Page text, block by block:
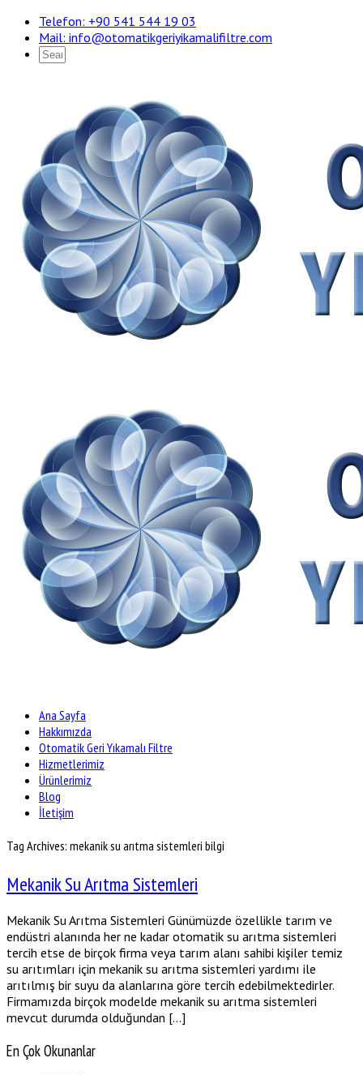
Telefon: +90 541 544 19 03
Mail: info@otomatikgeriyikamalifiltre.com
Ana Sayfa
Hakkımızda
Otomatik Geri Yıkamalı Filtre
Hizmetlerimiz
Ürünlerimiz
Blog
İletişim
Tag Archives: mekanik su arıtma sistemleri bilgi
Mekanik Su Arıtma Sistemleri
Mekanik Su Arıtma Sistemleri Günümüzde özellikle tarım ve
endüstri alanında her ne kadar otomatik su arıtma sistemleri
tercih etse de birçok firma veya tarım alanı sahibi kişiler temiz
su arıtımları için mekanik su arıtma sistemleri yardımı ile
arıtılmış bir suyu da alanlarına göre tercih edebilmektedirler.
Firmamızda birçok modelde mekanik su arıtma sistemleri
mevcut durumda olduğundan […]
En Çok Okunanlar